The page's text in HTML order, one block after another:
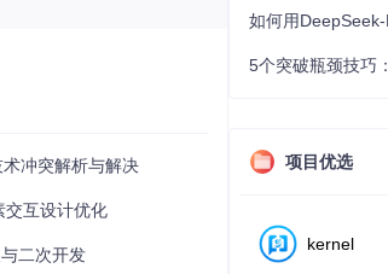
冲突解析与解决
交互设计优化
二次开发
项目优选
kernel